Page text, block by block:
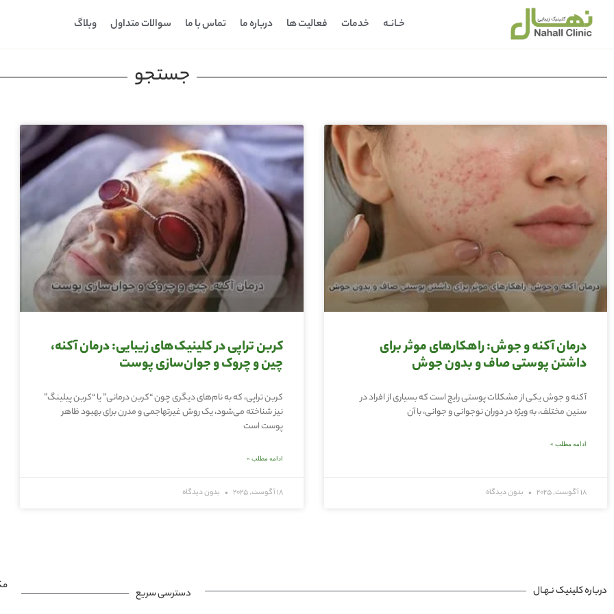
خـانـه خدمات فعالیت ها درباره ما تماس با ما سوالات متداول وبلاگ
جستجو
درمان آکنه و جوش: راهکارهای موثر برای
داشتن پوستی صاف و بدون جوش
آکنه و جوش یکی از مشکلات پوستی رایج است که بسیاری از افراد در
سنین مختلف، به ویژه در دوران نوجوانی و جوانی، با آن
ادامه مطلب »
18 آگوست, 2025 بدون دیدگاه
کربن تراپی در کلینیک‌های زیبایی: درمان آکنه،
چین و چروک و جوان‌سازی پوست
کربن تراپی، که به نام‌های دیگری چون “کربن درمانی” یا “کربن پیلینگ”
نیز شناخته می‌شود، یک روش غیرتهاجمی و مدرن برای بهبود ظاهر
پوست است
ادامه مطلب »
18 آگوست, 2025 بدون دیدگاه
درباره کلینیک نـهـال دسترسی سریع